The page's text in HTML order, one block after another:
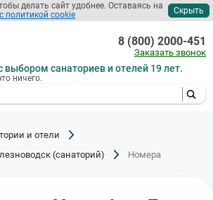
делать сайт удобнее. Оставаясь на
с политикой cookie Скрыть
выбором санаториев и отелей 19 лет.
ничего.
8 (800) 2000-451
Заказать звонок
и отели
(санаторий)
Номера